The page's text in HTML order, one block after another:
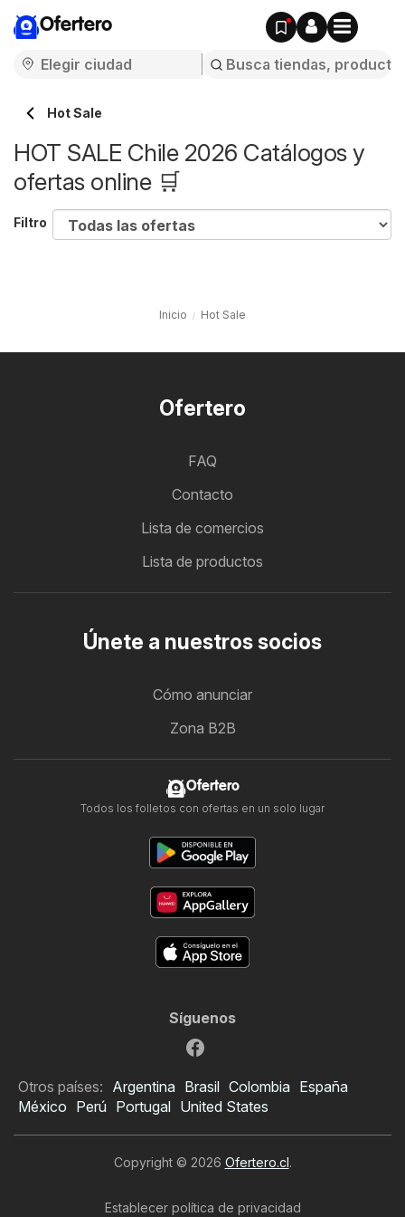
Ofertero
Hot Sale
HOT SALE Chile 2026 Catálogos y
ofertas online 🛒
Filtro
Inicio Hot Sale
Ofertero
FAQ
Contacto
Lista de comercios
Lista de productos
Únete a nuestros socios
Cómo anunciar
Zona B2B
Ofertero
Todos los folletos con ofertas en un solo lugar
Síguenos
Otros países: Argentina Brasil Colombia España
México Perú Portugal United States
Copyright © 2026 Ofertero.cl.
Establecer política de privacidad